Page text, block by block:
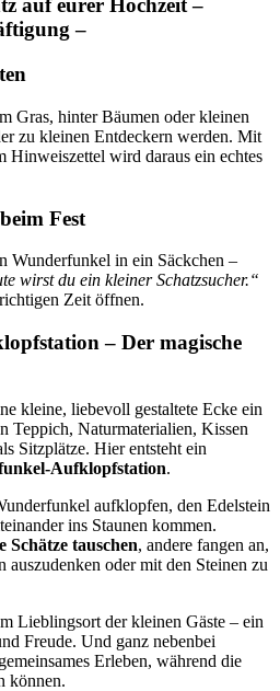
auf eurer Hochzeit –
–
Gras, hinter Bäumen oder kleinen
zu kleinen Entdeckern werden. Mit
Hinweiszettel wird daraus ein echtes
Fest
Wunderfunkel in ein Säckchen –
wirst du ein kleiner Schatzsucher.“
Zeit öffnen.
– Der magische
kleine, liebevoll gestaltete Ecke ein
Teppich, Naturmaterialien, Kissen
Sitzplätze. Hier entsteht ein
Aufklopfstation.
aufklopfen, den Edelstein
ins Staunen kommen.
Schätze tauschen, andere fangen an,
auszudenken oder mit den Steinen zu
Lieblingsort der kleinen Gäste – ein
Freude. Und ganz nebenbei
Erleben, während die
können.